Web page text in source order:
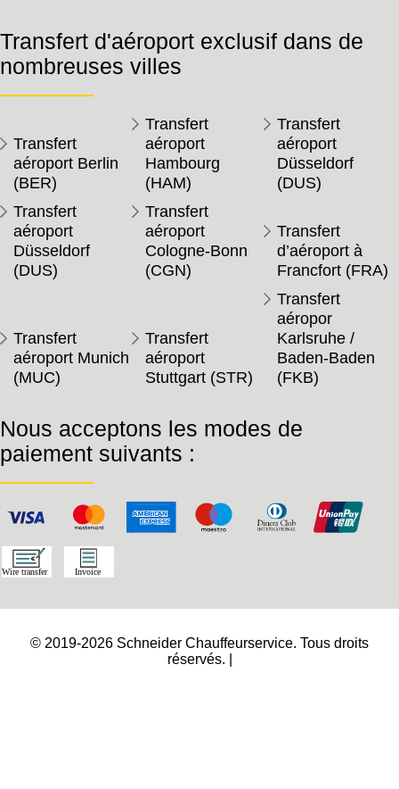
Transfert d'aéroport exclusif dans de
nombreuses villes
Transfert
aéroport Berlin
(BER)
Transfert
aéroport
Hambourg
(HAM)
Transfert
aéroport
Düsseldorf
(DUS)
Transfert
aéroport
Düsseldorf
(DUS)
Transfert
aéroport
Cologne-Bonn
(CGN)
Transfert
d’aéroport à
Francfort (FRA)
Transfert
aéroport Munich
(MUC)
Transfert
aéroport
Stuttgart (STR)
Transfert
aéropor
Karlsruhe /
Baden-Baden
(FKB)
Nous acceptons les modes de
paiement suivants :
© 2019-2026 Schneider Chauffeurservice. Tous droits
réservés. |